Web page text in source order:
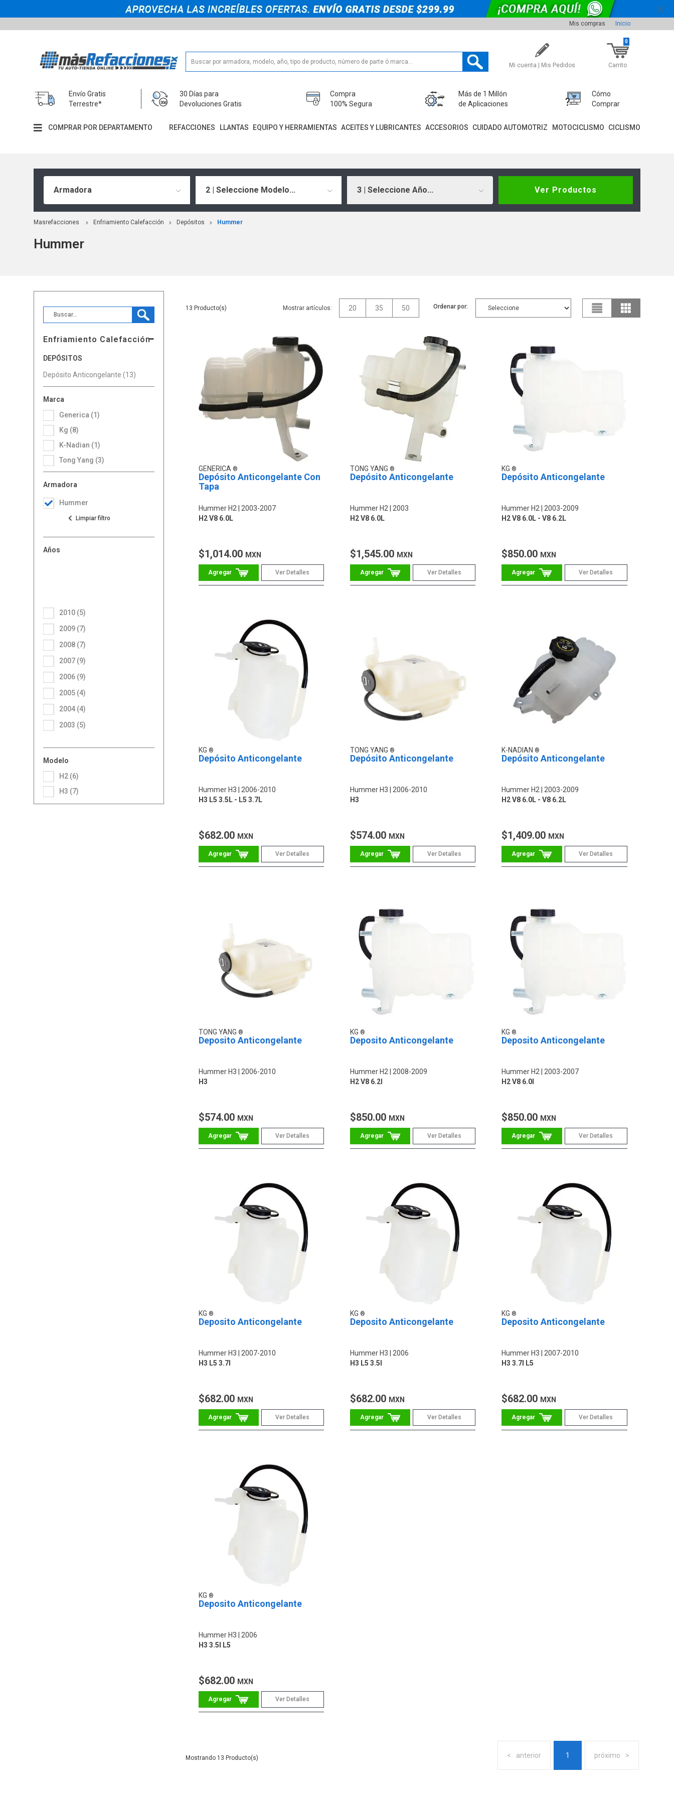
Mis compras Inicio
Mi cuenta | Mis Pedidos Carrito
0
Envío Gratis
Terrestre*
30 Días para
Devoluciones Gratis
Compra
100% Segura
Más de 1 Millón
de Aplicaciones
Cómo
Comprar
COMPRAR POR DEPARTAMENTO REFACCIONES LLANTAS EQUIPO Y HERRAMIENTAS ACEITES Y LUBRICANTES ACCESORIOS CUIDADO AUTOMOTRIZ MOTOCICLISMO CICLISMO
Armadora 2 | Seleccione Modelo... 3 | Seleccione Año... Ver Productos
Masrefacciones Enfriamiento Calefacción Depósitos Hummer
Hummer
Enfriamiento Calefacción
DEPÓSITOS
Depósito Anticongelante (13)
Marca
Generica (1)
Kg (8)
K-Nadian (1)
Tong Yang (3)
Armadora
Hummer
Modelo
H2 (6)
H3 (7)
Años
2003 (5)
2004 (4)
2005 (4)
2006 (9)
2007 (9)
2008 (7)
2009 (7)
2010 (5)
13 Mostrar artículos: 20 35 50 Ordenar por:
GENERICA
Depósito Anticongelante Con
Tapa
Hummer H2
2003-2007
H2 V8 6.0L
$1,014.00 MXN
Ver Detalles
TONG YANG
Depósito Anticongelante
Hummer H2
2003
H2 V8 6.0L
$1,545.00 MXN
Ver Detalles
KG
Depósito Anticongelante
Hummer H2
2003-2009
H2 V8 6.0L - V8 6.2L
$850.00 MXN
Ver Detalles
KG
Depósito Anticongelante
Hummer H3
2006-2010
H3 L5 3.5L - L5 3.7L
$682.00 MXN
Ver Detalles
TONG YANG
Depósito Anticongelante
Hummer H3
2006-2010
H3
$574.00 MXN
Ver Detalles
K-NADIAN
Depósito Anticongelante
Hummer H2 2003-2009
H2 V8 6.0L - V8 6.2L
$1,409.00 MXN
Ver Detalles
TONG YANG
Deposito Anticongelante
Hummer H3
2006-2010
H3
$574.00 MXN
Ver Detalles
KG
Deposito Anticongelante
Hummer H2
2008-2009
H2 V8 6.2l
$850.00 MXN
Ver Detalles
KG
Deposito Anticongelante
Hummer H2
2003-2007
H2 V8 6.0l
$850.00 MXN
Ver Detalles
KG
Deposito Anticongelante
Hummer H3
2007-2010
H3 L5 3.7l
$682.00 MXN
Ver Detalles
KG
Deposito Anticongelante
Hummer H3
2006
H3 L5 3.5l
$682.00 MXN
Ver Detalles
KG
Deposito Anticongelante
Hummer H3
2007-2010
H3 3.7l L5
$682.00 MXN
Ver Detalles
KG
Deposito Anticongelante
Hummer H3
2006
H3 3.5l L5
$682.00 MXN
Ver Detalles
anterior 1 próximo
13